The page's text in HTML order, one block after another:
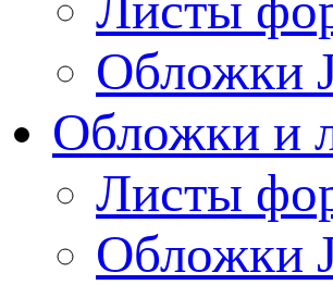
Обложки
Обложки и
Листы
Обложки